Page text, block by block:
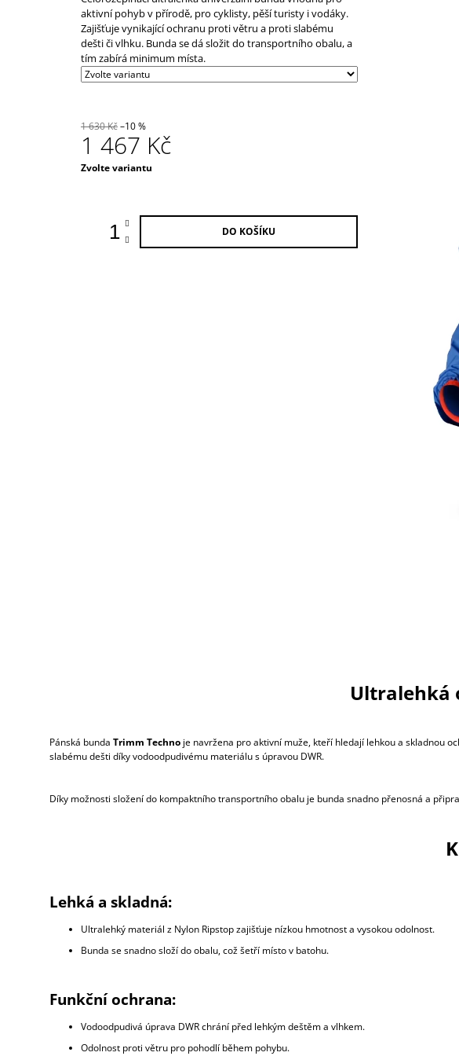
produktu
je
0,0
z
5
hvězdiček.
aktivní pohyb v přírodě, pro cyklisty, pěší turisty i vodáky.
Zajišťuje vynikající ochranu proti větru a proti slabému
dešti či vlhku. Bunda se dá složit do transportního obalu, a
tím zabírá minimum místa.
1 630 Kč–10 %
1 467 Kč
Měrná
Zvolte variantu
DO KOŠÍKU
Ultralehká
Pánská bunda Trimm Techno je navržena pro aktivní muže, kteří hledají lehkou a skladnou
slabému dešti díky vodoodpudivému materiálu s úpravou DWR.
Díky možnosti složení do kompaktního transportního obalu je bunda snadno přenosná a
Lehká a skladná:
Ultralehký materiál z Nylon Ripstop zajišťuje nízkou hmotnost a vysokou odolnost.
Bunda se snadno složí do obalu, což šetří místo v batohu.
Funkční ochrana:
Vodoodpudivá úprava DWR chrání před lehkým deštěm a vlhkem.
Odolnost proti větru pro pohodlí během pohybu.
39 000 Kč
24 999 Kč